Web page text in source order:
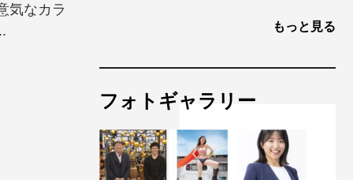
気なカラ
もっと見る
フォトギャラリー